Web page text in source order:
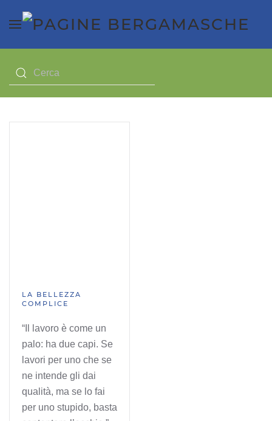
LA BELLEZZA
COMPLICE
“Il lavoro è come un
palo: ha due capi. Se
lavori per uno che se
ne intende gli dai
qualità, ma se lo fai
per uno stupido, basta